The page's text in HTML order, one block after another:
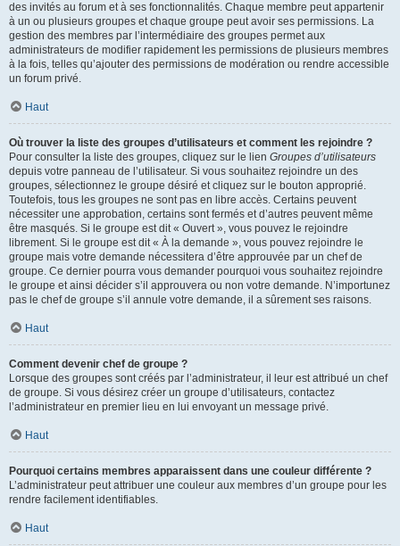
des invités au forum et à ses fonctionnalités. Chaque membre peut appartenir
à un ou plusieurs groupes et chaque groupe peut avoir ses permissions. La
gestion des membres par l’intermédiaire des groupes permet aux
administrateurs de modifier rapidement les permissions de plusieurs membres
à la fois, telles qu’ajouter des permissions de modération ou rendre accessible
un forum privé.
Haut
Où trouver la liste des groupes d’utilisateurs et comment les rejoindre ?
Pour consulter la liste des groupes, cliquez sur le lien Groupes d’utilisateurs
depuis votre panneau de l’utilisateur. Si vous souhaitez rejoindre un des
groupes, sélectionnez le groupe désiré et cliquez sur le bouton approprié.
Toutefois, tous les groupes ne sont pas en libre accès. Certains peuvent
nécessiter une approbation, certains sont fermés et d’autres peuvent même
être masqués. Si le groupe est dit « Ouvert », vous pouvez le rejoindre
librement. Si le groupe est dit « À la demande », vous pouvez rejoindre le
groupe mais votre demande nécessitera d’être approuvée par un chef de
groupe. Ce dernier pourra vous demander pourquoi vous souhaitez rejoindre
le groupe et ainsi décider s’il approuvera ou non votre demande. N’importunez
pas le chef de groupe s’il annule votre demande, il a sûrement ses raisons.
Haut
Comment devenir chef de groupe ?
Lorsque des groupes sont créés par l’administrateur, il leur est attribué un chef
de groupe. Si vous désirez créer un groupe d’utilisateurs, contactez
l’administrateur en premier lieu en lui envoyant un message privé.
Haut
Pourquoi certains membres apparaissent dans une couleur différente ?
L’administrateur peut attribuer une couleur aux membres d’un groupe pour les
rendre facilement identifiables.
Haut